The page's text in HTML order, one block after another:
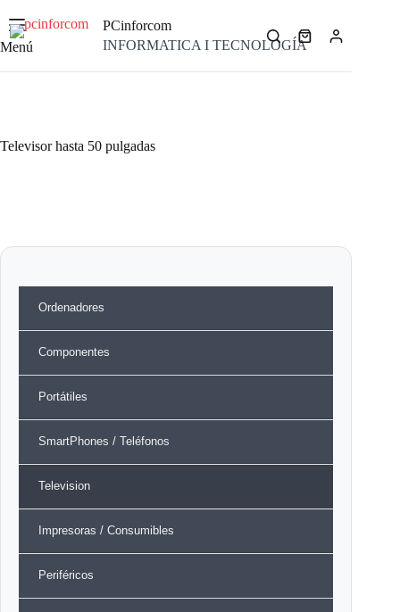
contenido
Menú
PCinforcom
INFORMATICA I TECNOLOGÍACarro
compra
Televisor hasta 50 pulgadas
Ordenadores
Componentes
Portátiles
SmartPhones / Teléfonos
Television
Impresoras / Consumibles
Periféricos